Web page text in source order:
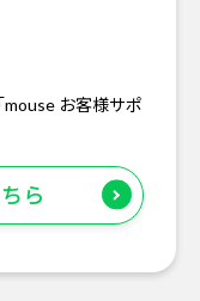
お客様サポ
ら